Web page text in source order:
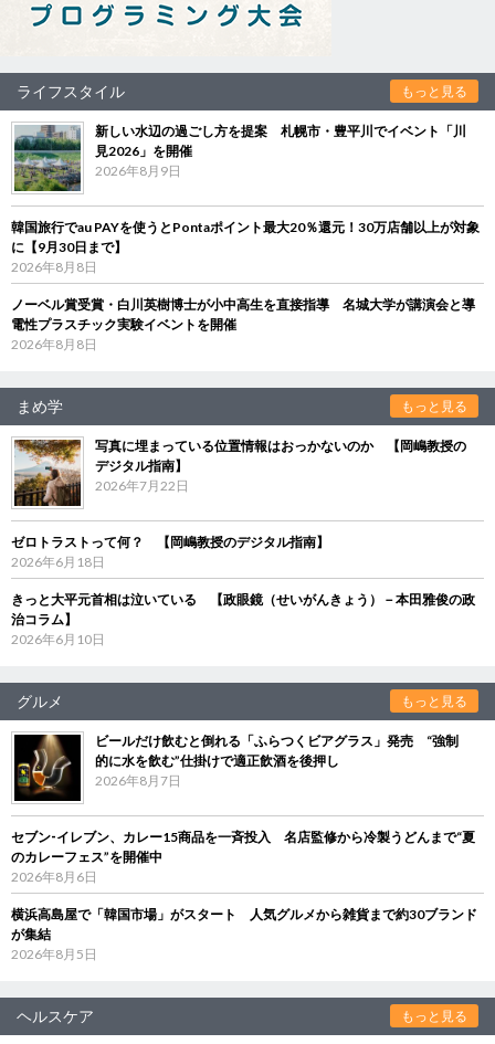
ライフスタイル もっと見る
新しい水辺の過ごし方を提案 札幌市・豊平川でイベント「川
見2026」を開催
2026年8月9日
韓国旅行でau PAYを使うとPontaポイント最大20％還元！30万店舗以上が対象
に【9月30日まで】
2026年8月8日
ノーベル賞受賞・白川英樹博士が小中高生を直接指導 名城大学が講演会と導
電性プラスチック実験イベントを開催
2026年8月8日
まめ学 もっと見る
写真に埋まっている位置情報はおっかないのか 【岡嶋教授の
デジタル指南】
2026年7月22日
ゼロトラストって何？ 【岡嶋教授のデジタル指南】
2026年6月18日
きっと大平元首相は泣いている 【政眼鏡（せいがんきょう）－本田雅俊の政
治コラム】
2026年6月10日
グルメ もっと見る
ビールだけ飲むと倒れる「ふらつくビアグラス」発売 “強制
的に水を飲む”仕掛けで適正飲酒を後押し
2026年8月7日
セブン‐イレブン、カレー15商品を一斉投入 名店監修から冷製うどんまで“夏
のカレーフェス”を開催中
2026年8月6日
横浜高島屋で「韓国市場」がスタート 人気グルメから雑貨まで約30ブランド
が集結
2026年8月5日
ヘルスケア もっと見る